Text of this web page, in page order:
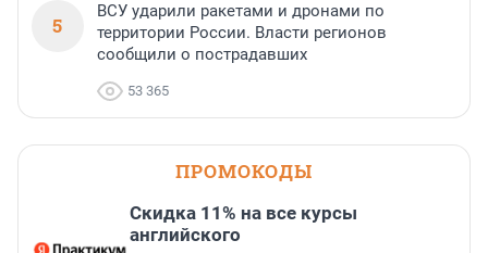
5
ВСУ ударили ракетами и дронами по
территории России. Власти регионов
сообщили о пострадавших
53 365
ПРОМОКОДЫ
Скидка 11% на все курсы
английского